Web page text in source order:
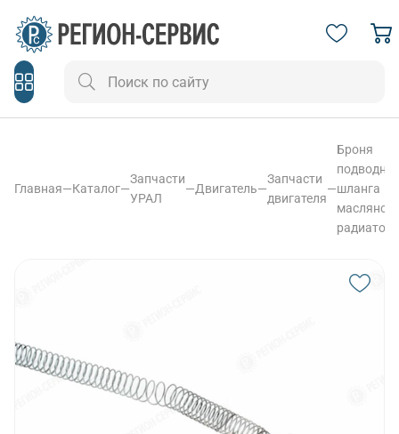
Главная—Каталог—
Запчасти
УРАЛ
—Двигатель—
Запчасти
двигателя
—
Броня
шланга
масляного
радиатора